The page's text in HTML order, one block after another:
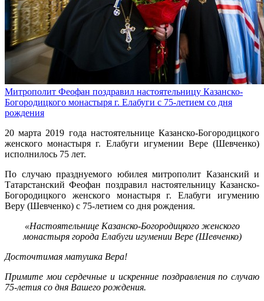
Митрополит Феофан поздравил настоятельницу Казанско-
Богородицкого монастыря г. Елабуги с 75-летием со дня
рождения
20 марта 2019 года настоятельнице Казанско-Богородицкого
женского монастыря г. Елабуги игумении Вере (Шевченко)
исполнилось 75 лет.
По случаю празднуемого юбилея митрополит Казанский и
Татарстанский Феофан поздравил настоятельницу Казанско-
Богородицкого женского монастыря г. Елабуги игумению
Веру (Шевченко) с 75-летием со дня рождения.
«Настоятельнице Казанско-Богородицкого женского
монастыря города Елабуги игумении Вере (Шевченко)
Досточтимая матушка Вера!
Примите мои сердечные и искренние поздравления по случаю
75-летия со дня Вашего рождения.